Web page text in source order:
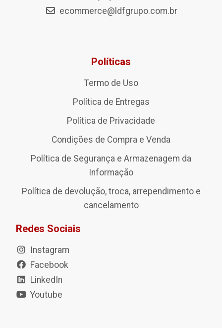
ecommerce@ldfgrupo.com.br
Políticas
Termo de Uso
Política de Entregas
Política de Privacidade
Condições de Compra e Venda
Política de Segurança e Armazenagem da
Informação
Política de devolução, troca, arrependimento e
cancelamento
Redes Sociais
Instagram
Facebook
LinkedIn
Youtube